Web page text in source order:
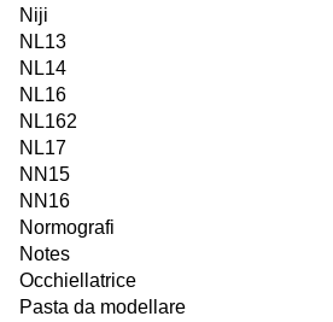
Niji
NL13
NL14
NL16
NL162
NL17
NN15
NN16
Normografi
Notes
Occhiellatrice
Pasta da modellare